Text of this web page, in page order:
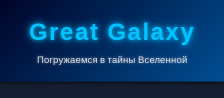
Great Galaxy
Погружаемся в тайны Вселенной